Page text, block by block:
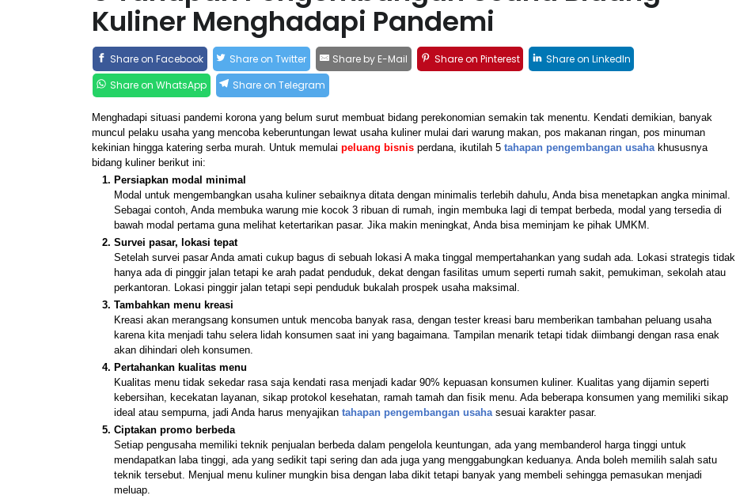
Kuliner Menghadapi Pandemi
Share on Facebook Share on Twitter Share by E-Mail Share on Pinterest
Share on LinkedIn
Share on WhatsApp
Share on Telegram
Menghadapi situasi pandemi korona yang belum surut membuat bidang perekonomian semakin tak menentu. Kendati demikian, banyak
muncul pelaku usaha yang mencoba keberuntungan lewat usaha kuliner mulai dari warung makan, pos makanan ringan, pos minuman
kekinian hingga katering serba murah. Untuk memulai peluang bisnis perdana, ikutilah 5 tahapan pengembangan usaha khususnya
bidang kuliner berikut ini:
Persiapkan modal minimal
Modal untuk mengembangkan usaha kuliner sebaiknya ditata dengan minimalis terlebih dahulu, Anda bisa menetapkan angka minimal.
Sebagai contoh, Anda membuka warung mie kocok 3 ribuan di rumah, ingin membuka lagi di tempat berbeda, modal yang tersedia di
bawah modal pertama guna melihat ketertarikan pasar. Jika makin meningkat, Anda bisa meminjam ke pihak UMKM.
Survei pasar, lokasi tepat
Setelah survei pasar Anda amati cukup bagus di sebuah lokasi A maka tinggal mempertahankan yang sudah ada. Lokasi strategis tidak
hanya ada di pinggir jalan tetapi ke arah padat penduduk, dekat dengan fasilitas umum seperti rumah sakit, pemukiman, sekolah atau
perkantoran. Lokasi pinggir jalan tetapi sepi penduduk bukalah prospek usaha maksimal.
Tambahkan menu kreasi
Kreasi akan merangsang konsumen untuk mencoba banyak rasa, dengan tester kreasi baru memberikan tambahan peluang usaha
karena kita menjadi tahu selera lidah konsumen saat ini yang bagaimana. Tampilan menarik tetapi tidak diimbangi dengan rasa enak
akan dihindari oleh konsumen.
Pertahankan kualitas menu
Kualitas menu tidak sekedar rasa saja kendati rasa menjadi kadar 90% kepuasan konsumen kuliner. Kualitas yang dijamin seperti
kebersihan, kecekatan layanan, sikap protokol kesehatan, ramah tamah dan fisik menu. Ada beberapa konsumen yang memiliki sikap
ideal atau sempurna, jadi Anda harus menyajikan tahapan pengembangan usaha sesuai karakter pasar.
Ciptakan promo berbeda
Setiap pengusaha memiliki teknik penjualan berbeda dalam pengelola keuntungan, ada yang membanderol harga tinggi untuk
mendapatkan laba tinggi, ada yang sedikit tapi sering dan ada juga yang menggabungkan keduanya. Anda boleh memilih salah satu
teknik tersebut. Menjual menu kuliner mungkin bisa dengan laba dikit tetapi banyak yang membeli sehingga pemasukan menjadi
meluap.